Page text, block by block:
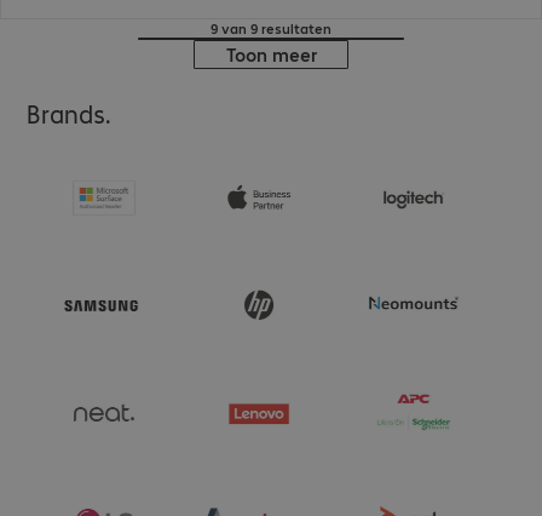
9 van 9 resultaten
Toon meer
Brands.